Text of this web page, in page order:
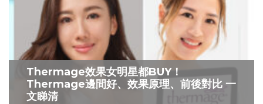
Thermage效果女明星都BUY！
Thermage邊間好、效果原理、前後對比 一
文睇清